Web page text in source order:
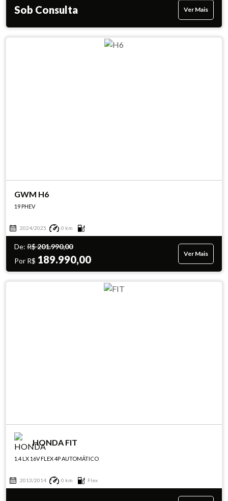
Sob Consulta Ver Mais
GWM H6
19 PHEV
2024/2025 0 km
De: R$201.990,00
Por R$ 189.990,00 Ver Mais
HONDA FIT
1.4 LX 16V FLEX 4P AUTOMÁTICO
2013/2014 0 km Flex